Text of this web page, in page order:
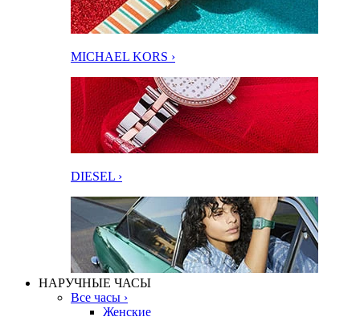
MICHAEL KORS ›
DIESEL ›
НАРУЧНЫЕ ЧАСЫ
Все часы ›
Женские